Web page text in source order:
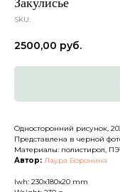
Закулисье
SKU:
2500,00 руб.
Односторонний рисунок,
Представлена в черной
Материалы: полистирол,
Автор: Лаура Боронина
lwh: 230x180x20 mm
Каталог
Политика